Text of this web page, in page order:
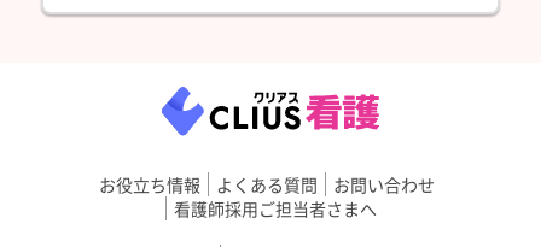
お役立ち情報 よくある質問
お問い合わせ
看護師採用ご担当者さまへ